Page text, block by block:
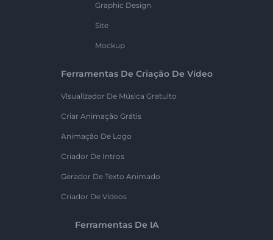
Graphic Design
Site
Mockup
Ferramentas De Criação De Vídeo
Visualizador De Música Gratuito
Criar Animação Grátis
Animação De Logo
Criador De Intros
Gerador De Texto Animado
Criador De Vídeos
Ferramentas De IA